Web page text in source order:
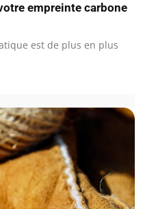
empreinte carbone
est de plus en plus